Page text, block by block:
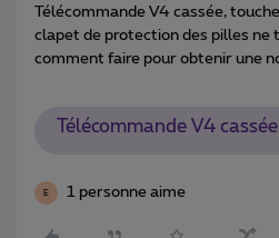
Télécommande V4 cassée,
clapet de protection des pilles ne
comment faire pour obtenir une
Télécommande V4 cassée
E 1 personne aime